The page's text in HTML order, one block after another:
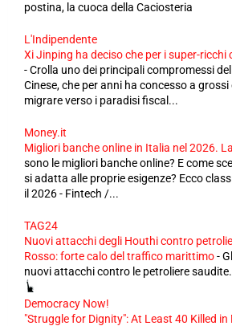
postina, la cuoca della Caciosteria
L'Indipendente
Xi Jinping ha deciso che per i super-ricchi
-Crolla uno dei principali compromessi
Cinese, che per anni ha concesso a
migrare verso i paradisi fiscal...
Money.it
Migliori banche online in Italia nel 2026.
sono le migliori banche online? E come
si adatta alle proprie esigenze? Ecco
il 2026 - Fintech /...
TAG24
Nuovi attacchi degli Houthi contro
Rosso: forte calo del traffico marittimo-
nuovi attacchi contro le petroliere saudite.
Democracy Now!
"Struggle for Dignity": At Least 40 Killed